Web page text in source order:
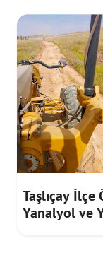
Taşlıçay İlçe
Yanalyol ve